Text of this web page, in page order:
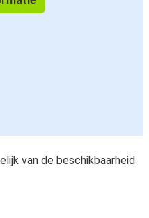
van de beschikbaarheid